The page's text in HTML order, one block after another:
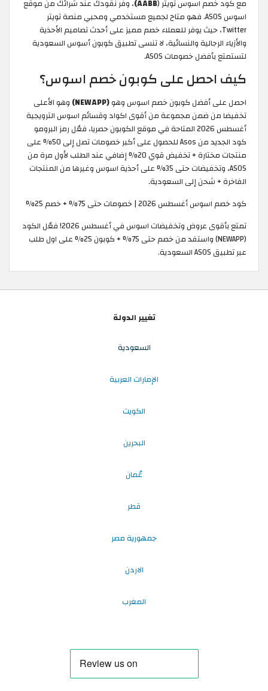
مع كود خصم اسوس تويتر (AABB) ، وفر نقودك عند شرائك من موقع
اسوس ASOS. فهو متاح لجميع مستخدمي ومحبي منصة تويتر
Twitter، حيث يوفر للعملاء خصم مميز على أحدث تصاميم الأحذية
والأزياء الرجالية والنسائية، لا تنسى تطبيق كوبون أسوس السعودية
لتستمتع بأفضل خصومات ASOS.
كيف احصل على كوبون خصم اسوس؟
احصل على أفضل كوبون خصم اسوس وهو(NEWAPP)
وهو الأعلى
تخفيضا من ضمن مجموعة من أقوى اكواد وقسائم اسوس الترويجية
أغسطس 2026 المتاحة في موقع الكوبون حصريا، فعّل رمز البرومو
كود الجديد من Asos للحصول على أكبر خصومات تصل إلى 50% على
منتجات مختارة + تخفيض قوي 20% إضافي عند الطلب لأول مرة من
ASOS، وتخفيضات حتى 35% على أحذية اسوس وغيرها من المنتجات
الفاخرة + شحن إلى السعودية.
كود خصم اسوس أغسطس 2026 | خصومات حتى 75% + خصم 25%
تمتع بأقوى عروض وتخفيضات اسوس في أغسطس 2026! فعّل الكود
(NEWAPP) واستفد من خصم حتى 75% + كوبون 25% على اول طلب
عبر تطبيق ASOS السعودية.
تغيير الدولة
السعودية
الإمارات العربية
الكويت
البحرين
عُمان
قطر
جمهورية مصر
الاردن
المغرب